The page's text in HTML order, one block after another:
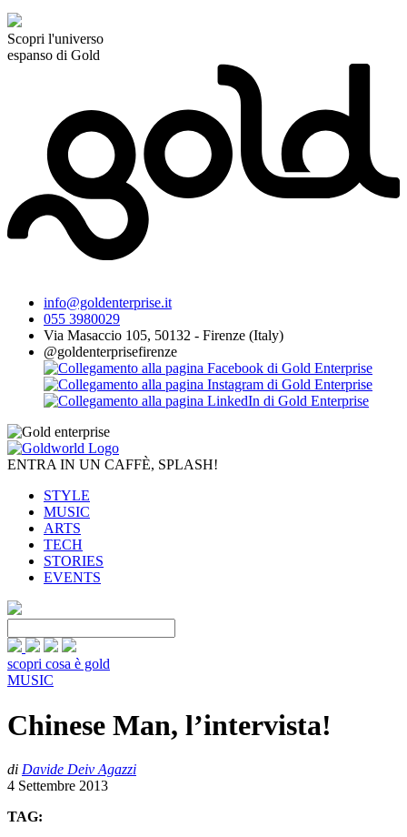
Scopri l'universo
espanso di Gold
info@goldenterprise.it
055 3980029
Via Masaccio 105, 50132 - Firenze (Italy)
@goldenterprisefirenze
ENTRA IN UN CAFFÈ, SPLASH!
STYLE
MUSIC
ARTS
TECH
STORIES
EVENTS
scopri cosa è gold
MUSIC
Chinese Man, l’intervista!
di Davide Deiv Agazzi
4 Settembre 2013
TAG: